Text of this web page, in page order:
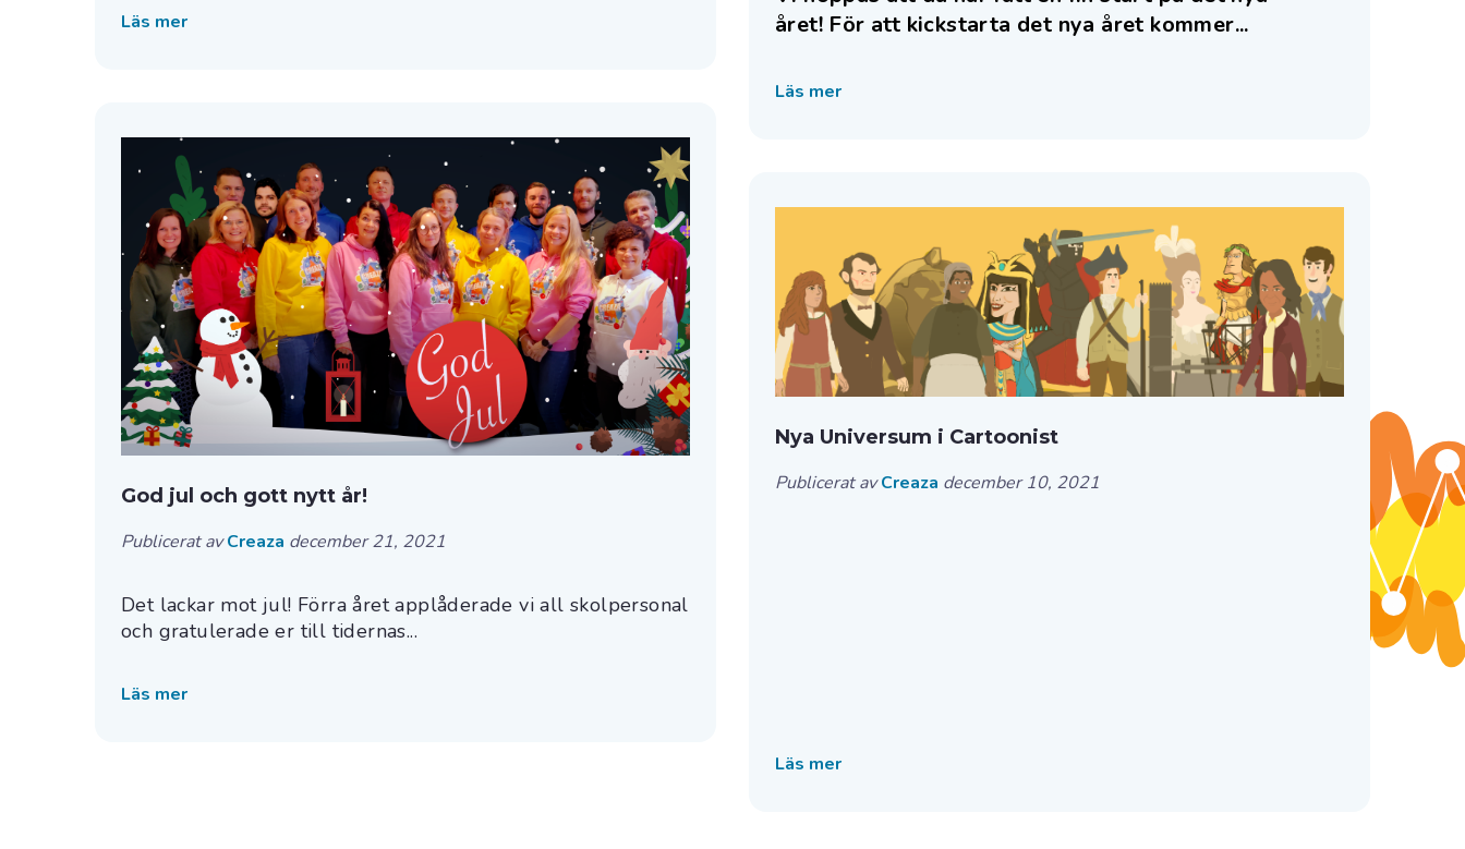
Läs mer
året! För att kickstarta det nya året kommer...
Läs mer
God jul och gott nytt år!
Publicerat avCreaza december 21, 2021
Det lackar mot jul! Förra året applåderade vi all skolpersonal
och gratulerade er till tidernas...
Läs mer
Nya Universum i Cartoonist
Publicerat avCreaza december 10, 2021
Läs mer